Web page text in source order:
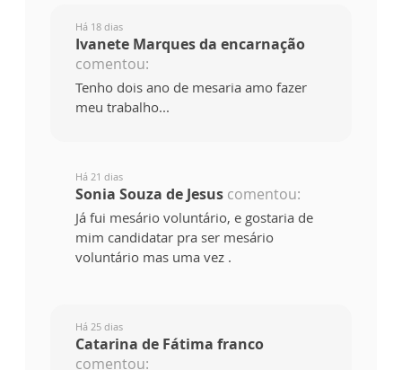
Há 18 dias
Ivanete Marques da encarnação
comentou:
Tenho dois ano de mesaria amo fazer
meu trabalho...
Há 21 dias
Sonia Souza de Jesus comentou:
Já fui mesário voluntário, e gostaria de
mim candidatar pra ser mesário
voluntário mas uma vez .
Há 25 dias
Catarina de Fátima franco
comentou: